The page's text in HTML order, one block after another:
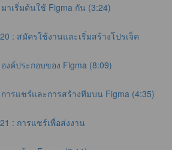
าเริ่มต้นใช้ Figma กัน (3:24)
: สมัครใช้งานและเริ่มสร้างโปรเจ็ค
งค์ประกอบของ Figma (8:09)
การแชร์และการสร้างทีมบน Figma (4:35)
: การแชร์เพื่อส่งงาน